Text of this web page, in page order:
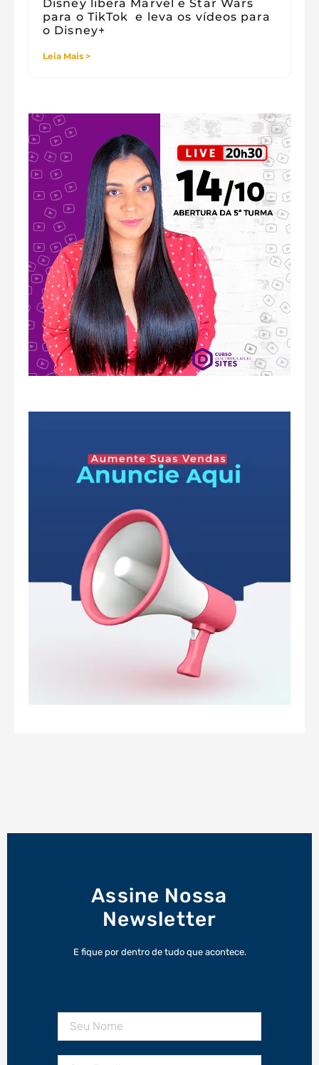
Disney libera Marvel e Star Wars
para o TikTok e leva os vídeos para
o Disney+
Leia Mais >
Assine Nossa
Newsletter
E fique por dentro de tudo que acontece.